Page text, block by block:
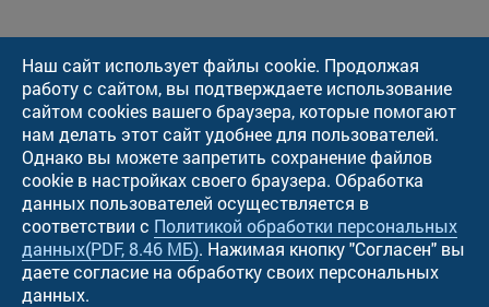
Наш сайт использует файлы cookie. Продолжая
работу с сайтом, вы подтверждаете использование
сайтом cookies вашего браузера, которые помогают
нам делать этот сайт удобнее для пользователей.
Однако вы можете запретить сохранение файлов
cookie в настройках своего браузера. Обработка
данных пользователей осуществляется в
соответствии с Политикой обработки персональных
данных(PDF, 8.46 МБ). Нажимая кнопку "Cогласен" вы
даете согласие на обработку своих персональных
данных.